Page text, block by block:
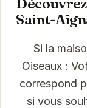
Saint-
Si la
Oiseaux :
correspond
si vous